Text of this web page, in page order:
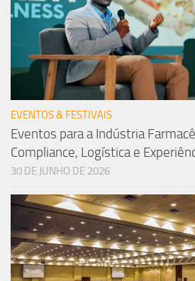
EVENTOS & FESTIVAIS
Eventos para a Indústria
Compliance, Logística e
30 DE JUNHO DE 2026